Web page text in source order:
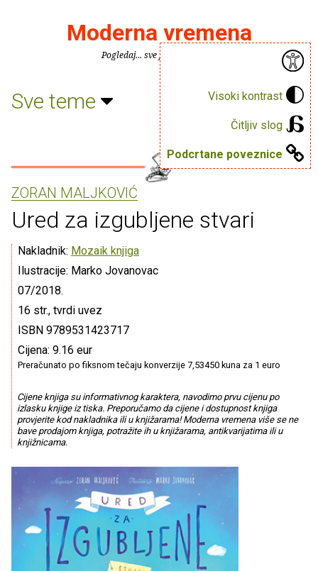
Visoki kontrast
Čitljiv slog
Podcrtane poveznice
Moderna vremena
Pogledaj... sve je puno knjiga.
Sve teme
ZORAN MALJKOVIĆ
Ured za izgubljene stvari
Nakladnik: Mozaik knjiga
Ilustracije: Marko Jovanovac
07/2018.
16 str., tvrdi uvez
ISBN 9789531423717
Cijena: 9.16 eur
Preračunato po fiksnom tečaju konverzije 7,53450 kuna za 1 euro
Cijene knjiga su informativnog karaktera, navodimo prvu cijenu po
izlasku knjige iz tiska. Preporučamo da cijene i dostupnost knjiga
provjerite kod nakladnika ili u knjižarama! Moderna vremena više se ne
bave prodajom knjiga, potražite ih u knjižarama, antikvarijatima ili u
knjižnicama.